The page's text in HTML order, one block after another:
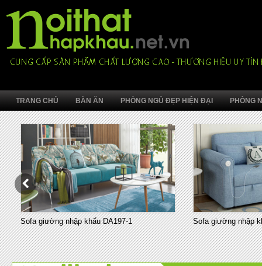
TRANG CHỦ BÀN ĂN PHÒNG NGỦ ĐẸP HIỆN ĐẠI PHÒNG
Sofa giường nhập khẩu DA197-1 Sofa giường nhập